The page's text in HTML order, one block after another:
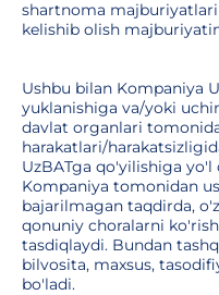
shartnoma
kelishib olish
Ushbu bilan Kompaniya
yuklanishiga va/yoki
davlat organlari
harakatlari/
UzBATga qo'yilishiga
Kompaniya tomonidan
bajarilmagan taqdirda,
qonuniy choralarni
tasdiqlaydi. Bundan
bilvosita, maxsus,
bo'ladi.